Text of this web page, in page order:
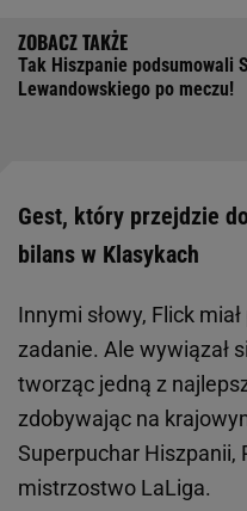
Tak Hiszpanie podsumowali
Lewandowskiego po meczu!
Gest, który przejdzie
bilans w Klasykach
Innymi słowy, Flick
zadanie. Ale wywiązał
tworząc jedną z
zdobywając na
Superpuchar Hiszpanii,
mistrzostwo LaLiga.